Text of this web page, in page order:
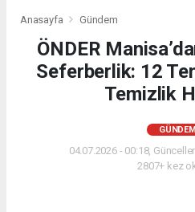
Anasayfa Gündem
ÖNDER
Seferberlik: 12
Temizlik
GÜNDEM
04.07.2026 - 00:18,
2807+ kez